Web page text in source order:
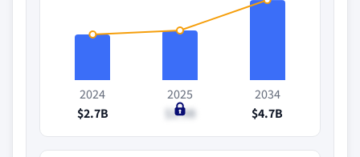
2024
$2.7B
2025
$2.9B
2034
$4.7B